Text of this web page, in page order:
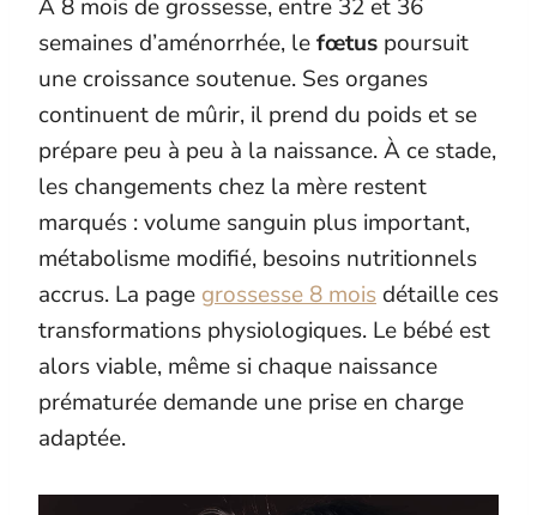
À 8 mois de grossesse, entre 32 et 36
semaines d’aménorrhée, lefœtus poursuit
une croissance soutenue. Ses organes
continuent de mûrir, il prend du poids et se
prépare peu à peu à la naissance. À ce stade,
les changements chez la mère restent
marqués : volume sanguin plus important,
métabolisme modifié, besoins nutritionnels
accrus. La page grossesse 8 mois détaille ces
transformations physiologiques. Le bébé est
alors viable, même si chaque naissance
prématurée demande une prise en charge
adaptée.